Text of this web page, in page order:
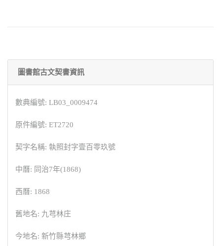
圖書館古文契書資訊
數典編號: LB03_0009474
原件編號: ET2720
契字名稱: 執照封字壹百零玖號
中曆: 同治7年(1868)
西曆: 1868
舊地名: 九芎林庄
今地名: 新竹縣芎林鄉